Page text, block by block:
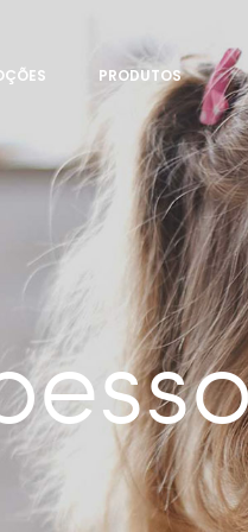
PRODUTOS